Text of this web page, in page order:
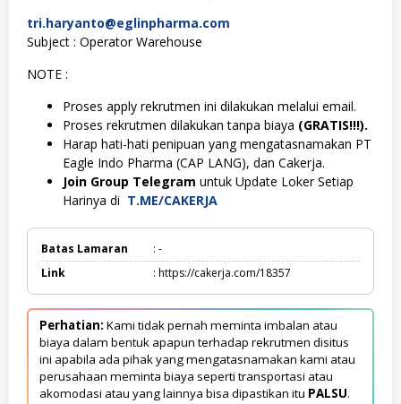
tri.haryanto@eglinpharma.com
Subject : Operator Warehouse
NOTE :
Proses apply rekrutmen ini dilakukan melalui email.
Proses rekrutmen dilakukan tanpa biaya (GRATIS!!!).
Harap hati-hati penipuan yang mengatasnamakan PT
Eagle Indo Pharma (CAP LANG), dan Cakerja.
Join Group Telegram untuk Update Loker Setiap
Harinya di T.ME/CAKERJA
Batas Lamaran
: -
Link
: https://cakerja.com/18357
Perhatian: Kami tidak pernah meminta imbalan atau
biaya dalam bentuk apapun terhadap rekrutmen disitus
ini apabila ada pihak yang mengatasnamakan kami atau
perusahaan meminta biaya seperti transportasi atau
akomodasi atau yang lainnya bisa dipastikan itu PALSU.